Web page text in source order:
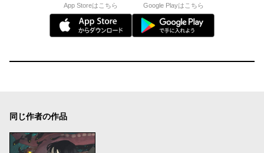
App Storeはこちら Google Playはこちら
同じ作者の作品